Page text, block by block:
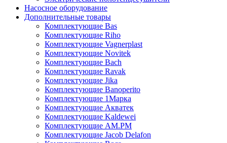
Насосное оборудование
Дополнительные товары
Комплектующие Bas
Комплектующие Riho
Комплектующие Vagnerplast
Комплектующие Novitek
Комплектующие Bach
Комплектующие Ravak
Комплектующие Jika
Комплектующие Banoperito
Комплектующие 1Марка
Комплектующие Акватек
Комплектующие Kaldewei
Комплектующие AM.PM
Комплектующие Jacob Delafon